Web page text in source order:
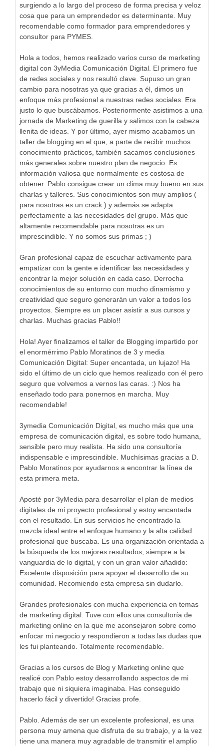
surgiendo a lo largo del proceso de forma precisa y veloz
cosa que para un emprendedor es determinante. Muy
recomendable como formador para emprendedores y
consultor para PYMES.
Hola a todos, hemos realizado varios curso de marketing
digital con 3yMedia Comunicación Digital. El primero fue
de redes sociales y nos resultó clave. Supuso un gran
cambio para nosotras ya que gracias a él, dimos un
enfoque más profesional a nuestras redes sociales. Era
justo lo que buscábamos. Posteriormente asistimos a una
jornada de Marketing de guerilla y salimos con la cabeza
llenita de ideas. Y por último, ayer mismo acabamos un
taller de blogging en el que, a parte de recibir muchos
conocimiento prácticos, también sacamos conclusiones
más generales sobre nuestro plan de negocio. Es
información valiosa que normalmente es costosa de
obtener. Pablo consigue crear un clima muy bueno en sus
charlas y talleres. Sus conocimientos son muy amplios (
para nosotras es un crack ) y además se adapta
perfectamente a las necesidades del grupo. Más que
altamente recomendable para nosotras es un
imprescindible. Y no somos sus primas ; )
Gran profesional capaz de escuchar activamente para
empatizar con la gente e identificar las necesidades y
encontrar la mejor solución en cada caso. Derrocha
conocimientos de su entorno con mucho dinamismo y
creatividad que seguro generarán un valor a todos los
proyectos. Siempre es un placer asistir a sus cursos y
charlas. Muchas gracias Pablo!!
Hola! Ayer finalizamos el taller de Blogging impartido por
el enormérrimo Pablo Moratinos de 3 y media
Comunicación Digital: Super encantada, un lujazo! Ha
sido el último de un ciclo que hemos realizado con él pero
seguro que volvemos a vernos las caras. :) Nos ha
enseñado todo para ponernos en marcha. Muy
recomendable!
3ymedia Comunicación Digital, es mucho más que una
empresa de comunicación digital, es sobre todo humana,
sensible pero muy realista. Ha sido una consultoría
indispensable e imprescindible. Muchísimas gracias a D.
Pablo Moratinos por ayudarnos a encontrar la línea de
esta primera meta.
Aposté por 3yMedia para desarrollar el plan de medios
digitales de mi proyecto profesional y estoy encantada
con el resultado. En sus servicios he encontrado la
mezcla ideal entre el enfoque humano y la alta calidad
profesional que buscaba. Es una organización orientada a
la búsqueda de los mejores resultados, siempre a la
vanguardia de lo digital, y con un gran valor añadido:
Excelente disposición para apoyar el desarrollo de su
comunidad. Recomiendo esta empresa sin dudarlo.
Grandes profesionales con mucha experiencia en temas
de marketing digital. Tuve con ellos una consultoría de
marketing online en la que me aconsejaron sobre como
enfocar mi negocio y respondieron a todas las dudas que
les fui planteando. Totalmente recomendable.
Gracias a los cursos de Blog y Marketing online que
realicé con Pablo estoy desarrollando aspectos de mi
trabajo que ni siquiera imaginaba. Has conseguido
hacerlo fácil y divertido! Gracias profe.
Pablo. Además de ser un excelente profesional, es una
persona muy amena que disfruta de su trabajo, y a la vez
tiene una manera muy agradable de transmitir el amplio